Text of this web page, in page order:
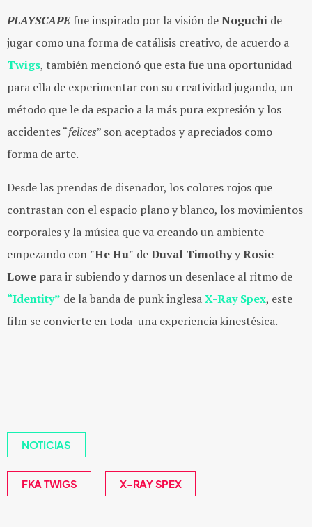
PLAYSCAPE fue inspirado por la visión deNoguchi de
jugar como una forma de catálisis creativo, de acuerdo a
Twigs, también mencionó que esta fue una oportunidad
para ella de experimentar con su creatividad jugando, un
método que le da espacio a la más pura expresión y los
accidentes “felices” son aceptados y apreciados como
forma de arte.
Desde las prendas de diseñador, los colores rojos que
contrastan con el espacio plano y blanco, los movimientos
corporales y la música que va creando un ambiente
empezando con "He Hu" deDuval TimothyyRosie
Lowe para ir subiendo y darnos un desenlace al ritmo de
“Identity” de la banda de punk inglesaX-Ray Spex, este
film se convierte en toda una experiencia kinestésica.
NOTICIAS
FKA TWIGS X-RAY SPEX